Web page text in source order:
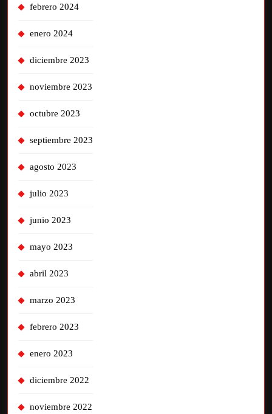
febrero 2024
enero 2024
diciembre 2023
noviembre 2023
octubre 2023
septiembre 2023
agosto 2023
julio 2023
junio 2023
mayo 2023
abril 2023
marzo 2023
febrero 2023
enero 2023
diciembre 2022
noviembre 2022